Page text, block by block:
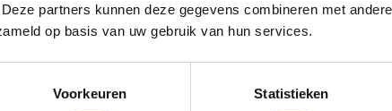
partners kunnen deze gegevens combineren met
op basis van uw gebruik van hun services.
Voorkeuren Statistieken